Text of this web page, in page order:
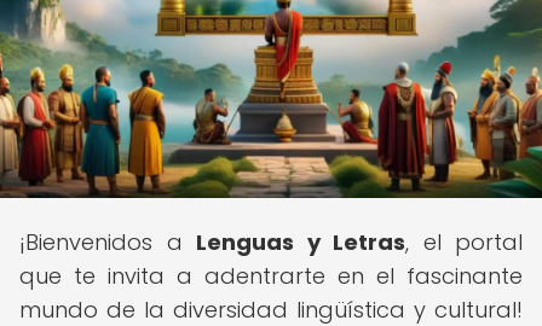
¡Bienvenidos a Lenguas y Letras, el portal
que te invita a adentrarte en el fascinante
mundo de la diversidad lingüística y cultural!